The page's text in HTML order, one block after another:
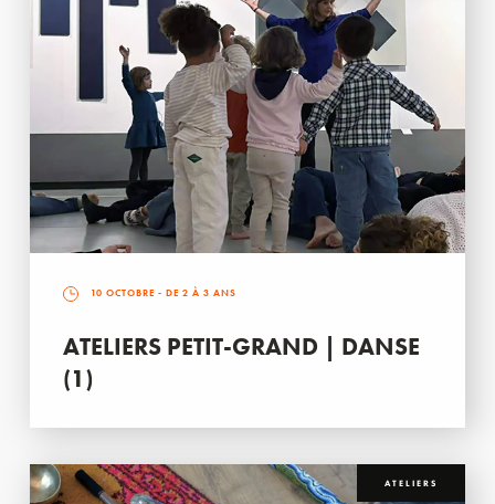
10 OCTOBRE - DE 2 À 3 ANS
ATELIERS PETIT-GRAND | DANSE
(1)
ATELIERS